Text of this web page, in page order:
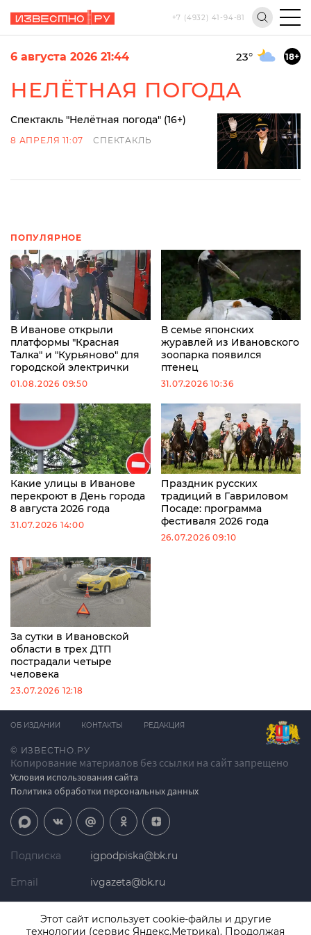
+7 (4932) 41-94-81
6 августа 2026 21:44 23° 18+
НЕЛЁТНАЯ ПОГОДА
Спектакль "Нелётная погода" (16+)
8 АПРЕЛЯ 11:07 СПЕКТАКЛЬ
ПОПУЛЯРНОЕ
В Иванове открыли
платформы "Красная
Талка" и "Курьяново" для
городской электрички
01.08.2026 09:50
В семье японских
журавлей из Ивановского
зоопарка появился
птенец
31.07.2026 10:36
Какие улицы в Иванове
перекроют в День города
8 августа 2026 года
31.07.2026 14:00
Праздник русских
традиций в Гавриловом
Посаде: программа
фестиваля 2026 года
26.07.2026 09:10
За сутки в Ивановской
области в трех ДТП
пострадали четыре
человека
23.07.2026 12:18
© ИЗВЕСТНО.РУ
Копирование материалов без ссылки на сайт запрещено
Условия использования сайта
Политика обработки персональных данных
ОБ ИЗДАНИИ КОНТАКТЫ РЕДАКЦИЯ
Подписка igpodpiska@bk.ru
Email ivgazeta@bk.ru
Этот сайт использует cookie-файлы и другие
технологии (сервис Яндекс.Метрика). Продолжая